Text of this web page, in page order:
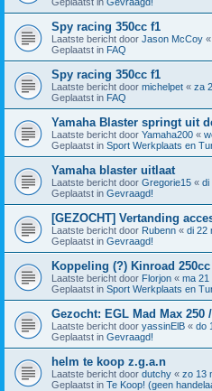
Spy racing 350cc f1
Laatste bericht door Jason McCoy «
Geplaatst in FAQ
Spy racing 350cc f1
Laatste bericht door michelpet « za
Geplaatst in FAQ
Yamaha Blaster springt uit
Laatste bericht door Yamaha200 «
Geplaatst in Sport Werkplaats en
Yamaha blaster uitlaat
Laatste bericht door Gregorie15 « di
Geplaatst in Gevraagd!
[GEZOCHT] Vertanding
Laatste bericht door Rubenn « di 22
Geplaatst in Gevraagd!
Koppeling (?) Kinroad 250cc
Laatste bericht door Florjon « ma 21
Geplaatst in Sport Werkplaats en
Gezocht: EGL Mad Max
Laatste bericht door yassinElB « do
Geplaatst in Gevraagd!
helm te koop z.g.a.n
Laatste bericht door dutchy « zo 13
Geplaatst in Te Koop! (geen